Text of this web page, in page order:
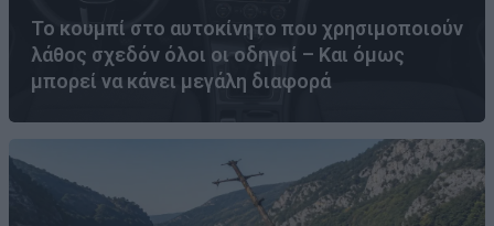
Το κουμπί στο αυτοκίνητο που χρησιμοποιούν
λάθος σχεδόν όλοι οι οδηγοί – Και όμως
μπορεί να κάνει μεγάλη διαφορά